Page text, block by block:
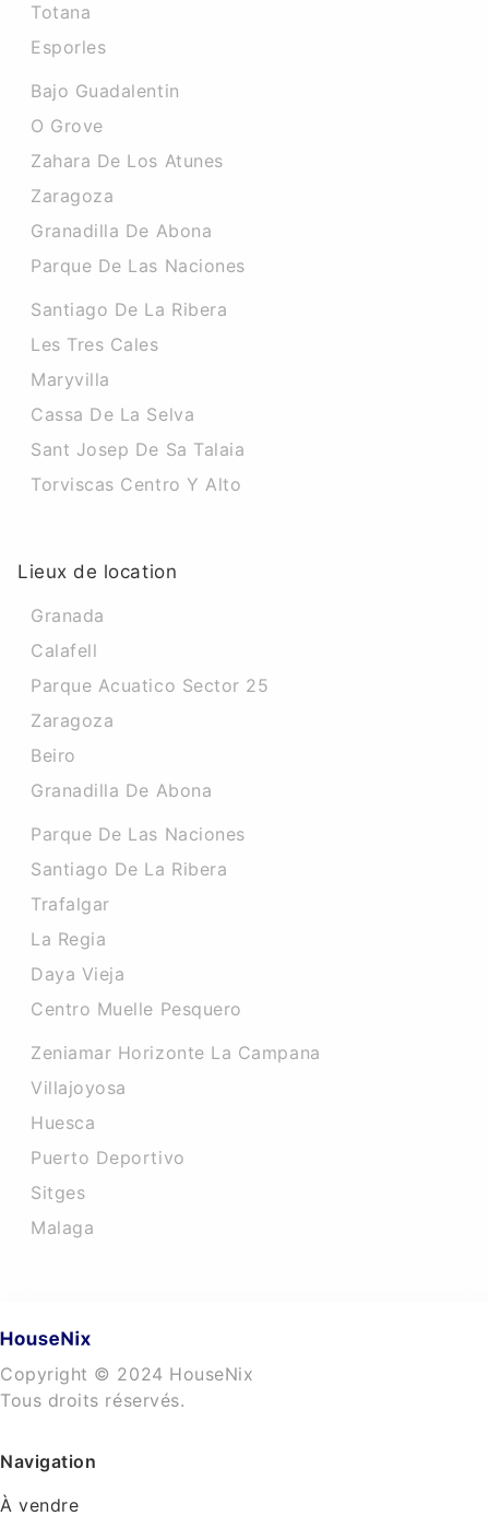
Totana
Esporles
Bajo Guadalentin
O Grove
Zahara De Los Atunes
Zaragoza
Granadilla De Abona
Parque De Las Naciones
Santiago De La Ribera
Les Tres Cales
Maryvilla
Cassa De La Selva
Sant Josep De Sa Talaia
Torviscas Centro Y Alto
Lieux de location
Granada
Calafell
Parque Acuatico Sector 25
Zaragoza
Beiro
Granadilla De Abona
Parque De Las Naciones
Santiago De La Ribera
Trafalgar
La Regia
Daya Vieja
Centro Muelle Pesquero
Zeniamar Horizonte La Campana
Villajoyosa
Huesca
Puerto Deportivo
Sitges
Malaga
Copyright © 2024 HouseNix
Tous droits réservés.
Navigation
À vendre